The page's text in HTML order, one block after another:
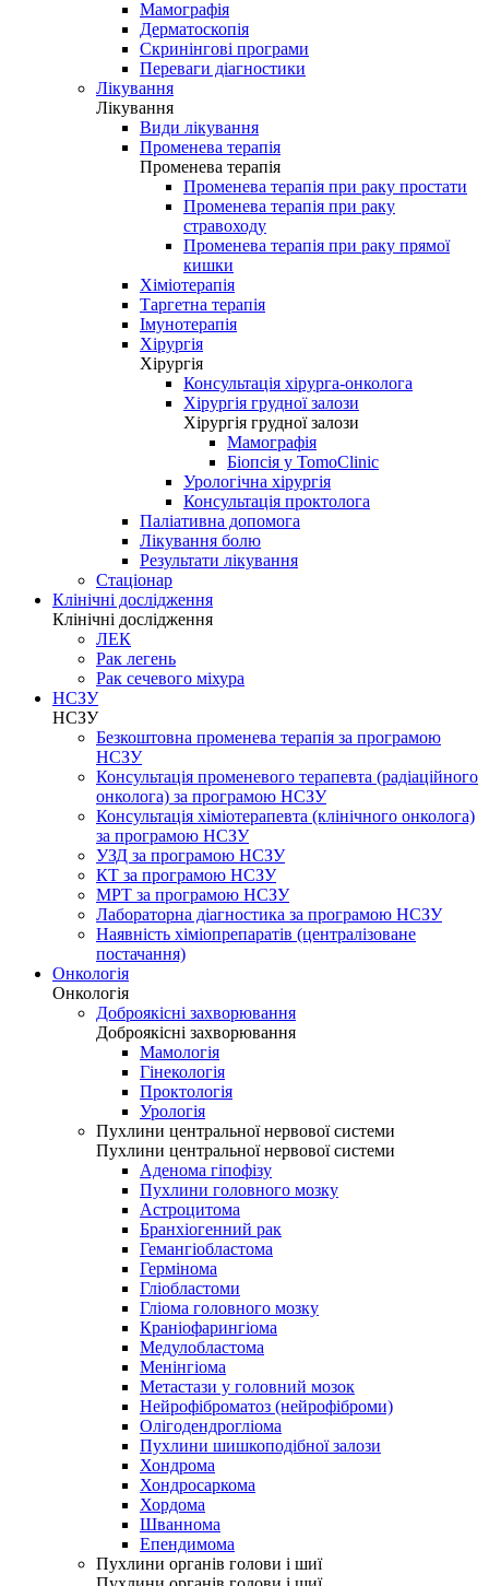
Мамографія
Дерматоскопія
Скринінгові програми
Переваги діагностики
Лікування
Лікування
Види лікування
Променева терапія
Променева терапія
Променева терапія при раку простати
Променева терапія при раку
стравоходу
Променева терапія при раку прямої
кишки
Хіміотерапія
Таргетна терапія
Імунотерапія
Хірургія
Хірургія
Консультація хірурга-онколога
Хірургія грудної залози
Хірургія грудної залози
Мамографія
Біопсія у TomoClinic
Урологічна хірургія
Консультація проктолога
Паліативна допомога
Лікування болю
Результати лікування
Стаціонар
Клінічні дослідження
Клінічні дослідження
ЛЕК
Рак легень
Рак сечевого міхура
НСЗУ
НСЗУ
Безкоштовна променева терапія за програмою
НСЗУ
Консультація променевого терапевта (радіаційного
онколога) за програмою НСЗУ
Консультація хіміотерапевта (клінічного онколога)
за програмою НСЗУ
УЗД за програмою НСЗУ
КТ за програмою НСЗУ
МРТ за програмою НСЗУ
Лабораторна діагностика за програмою НСЗУ
Наявність хіміопрепаратів (централізоване
постачання)
Онкологія
Онкологія
Доброякісні захворювання
Доброякісні захворювання
Мамологія
Гінекологія
Проктологія
Урологія
Пухлини центральної нервової системи
Пухлини центральної нервової системи
Аденома гіпофізу
Пухлини головного мозку
Астроцитома
Бранхіогенний рак
Гемангіобластома
Гермінома
Гліобластоми
Гліома головного мозку
Краніофарингіома
Медулобластома
Менінгіома
Метастази у головний мозок
Нейрофіброматоз (нейрофіброми)
Олігодендрогліома
Пухлини шишкоподібної залози
Хондрома
Хондросаркома
Хордома
Шваннома
Епендимома
Пухлини органів голови і шиї